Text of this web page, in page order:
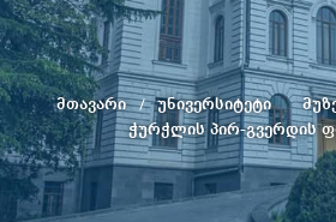
მთავარი უნივერსიტეტი
ჭურჭლის პირ-გვერდის